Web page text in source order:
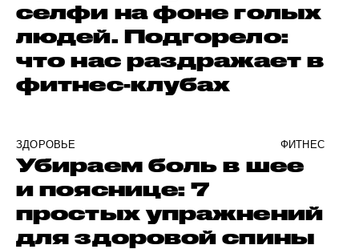
селфи на фоне голых
людей. Подгорело:
что нас раздражает в
фитнес-клубах
ЗДОРОВЬЕ ФИТНЕС
Убираем боль в шее
и пояснице: 7
простых упражнений
для здоровой спины